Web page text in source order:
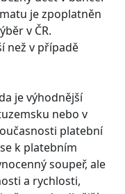
je zpoplatněn
v ČR.
než v případě
je výhodnější
nebo v
platební
k platebním
soupeř, ale
a rychlosti,